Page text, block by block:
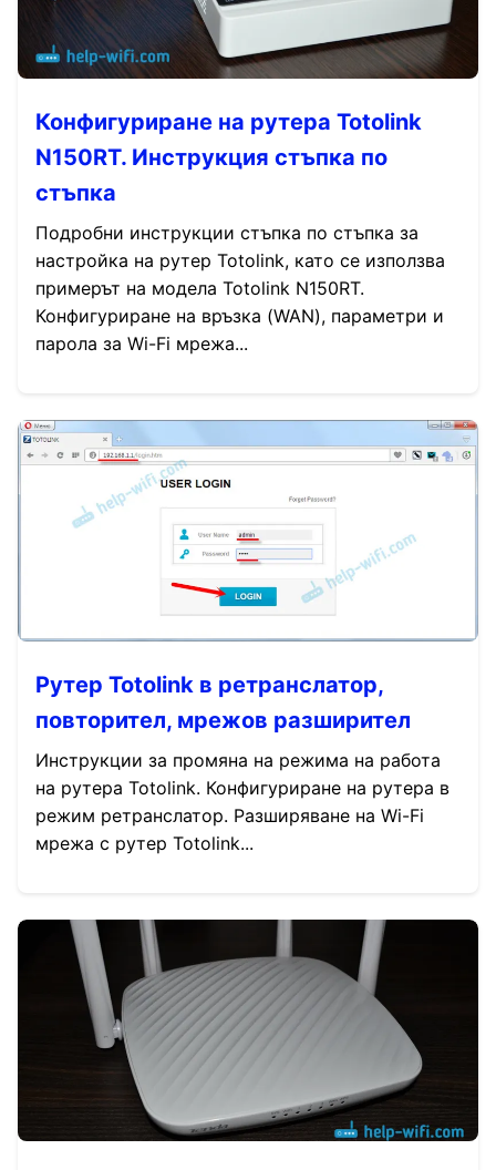
Конфигуриране на рутера Totolink
N150RT. Инструкция стъпка по
стъпка
Подробни инструкции стъпка по стъпка за
настройка на рутер Totolink, като се използва
примерът на модела Totolink N150RT.
Конфигуриране на връзка (WAN), параметри и
парола за Wi-Fi мрежа...
Рутер Totolink в ретранслатор,
повторител, мрежов разширител
Инструкции за промяна на режима на работа
на рутера Totolink. Конфигуриране на рутера в
режим ретранслатор. Разширяване на Wi-Fi
мрежа с рутер Totolink...